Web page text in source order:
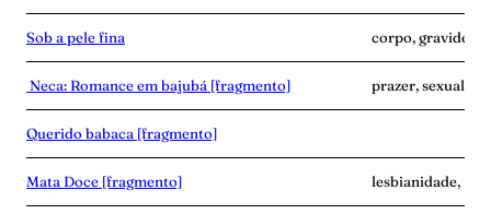
Sob a pele fina corpo, gravidez,
Neca: Romance em bajubá [fragmento] prazer,
Querido babaca [fragmento]
Mata Doce [fragmento] lesbianidade,